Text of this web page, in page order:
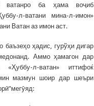
ватанро ба ҳама воҷиб
л-ватани мина-л-имон»
Ватан аз имон аст.
баъзеҳо ҳадис, гурўҳи дигар
Аммо ҳамагон дар
л-ватан» иттифоќ
мазмун шоир дар шеъри